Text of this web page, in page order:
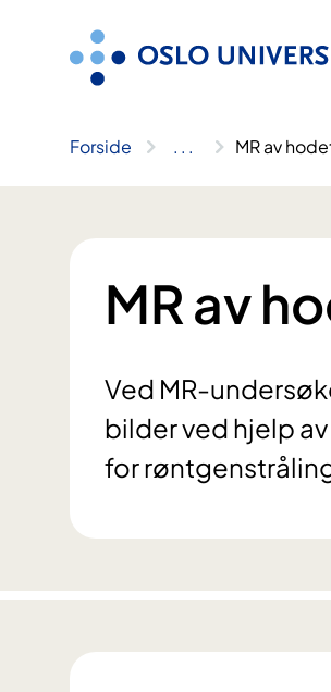
Forside .. . MR av
MR av
Ved MR-
bilder ved hjelp
for